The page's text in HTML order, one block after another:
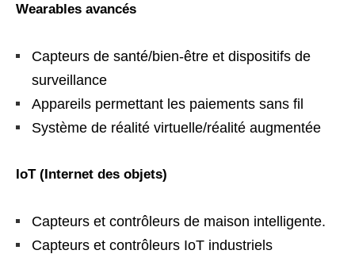
Wearables avancés
Capteurs de santé/bien-être et dispositifs de
surveillance
Appareils permettant les paiements sans fil
Système de réalité virtuelle/réalité augmentée
IoT (Internet des objets)
Capteurs et contrôleurs de maison intelligente.
Capteurs et contrôleurs IoT industriels